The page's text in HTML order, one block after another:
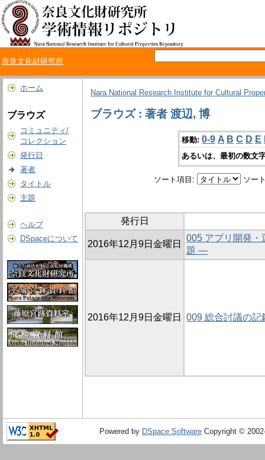
奈良文化財研究所
ホーム
ブラウズ
コミュニティ/
コレクション
発行日
著者
タイトル
主題
ヘルプ
DSpaceについて
Nara National Research Institute for Cultural
ブラウズ : 著者 渡辺, 博
移動: 0-9 A B C D E
あるいは、最初の数文
ソート項目: ソー
発行日
2016年12月9日金曜日
005 アプリ開発・
題 ―
2016年12月9日金曜日 009 総合討議の記
Powered by DSpace Software Copyright ©